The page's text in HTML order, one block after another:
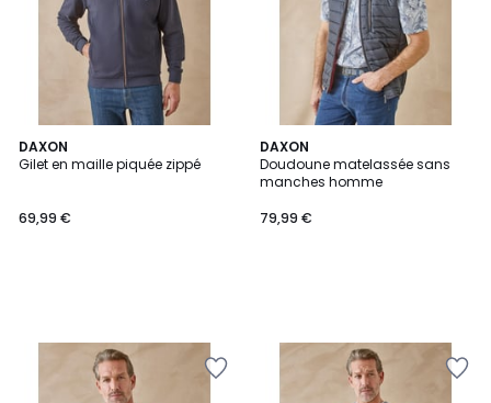
DAXON
Gilet en maille piquée zippé
69,99 €
DAXON
Doudoune matelassée sans
manches homme
79,99 €